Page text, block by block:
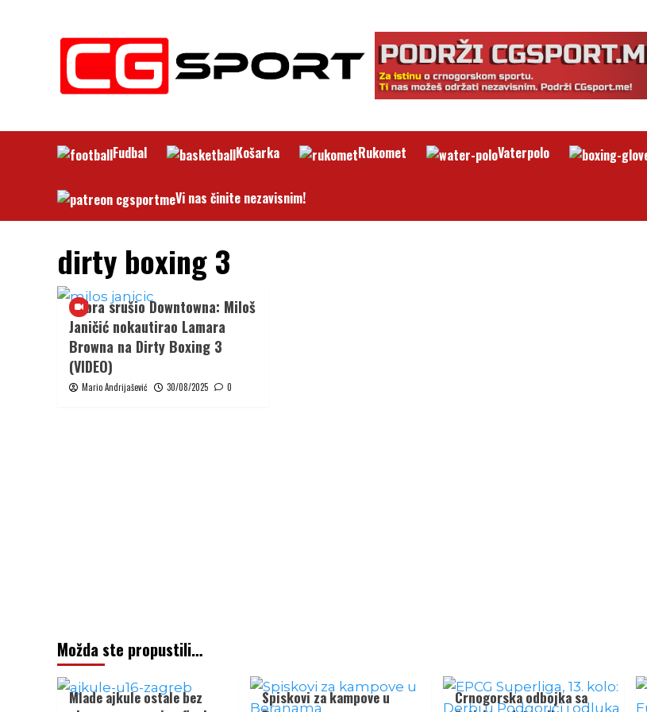
Fudbal Košarka Rukomet Vaterpolo
Vi nas činite nezavisnim!
dirty boxing 3
Cobra srušio Downtowna: Miloš
Janičić nokautirao Lamara
Browna na Dirty Boxing 3
(VIDEO)
Mario Andrijašević 30/08/2025 0
Možda ste propustili…
Mlade ajkule ostale bez
Spiskovi za kampove u
Crnogorska odbojka sa